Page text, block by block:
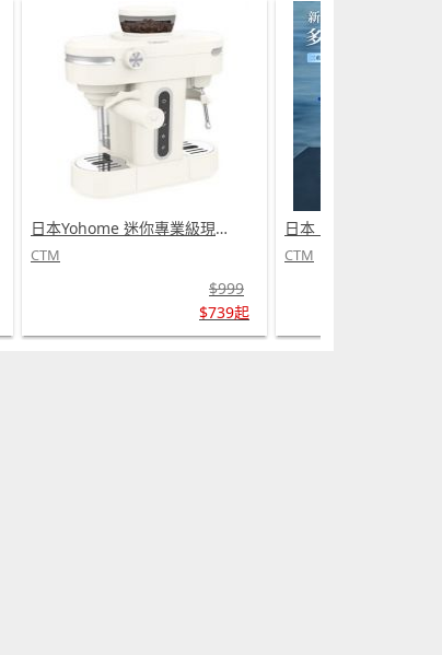
日本Yohome 迷你專業級現磨鮮萃奶泡3合1半自動家庭意式咖啡機 (需訂貨)
CTM
$999
$739起
CTM